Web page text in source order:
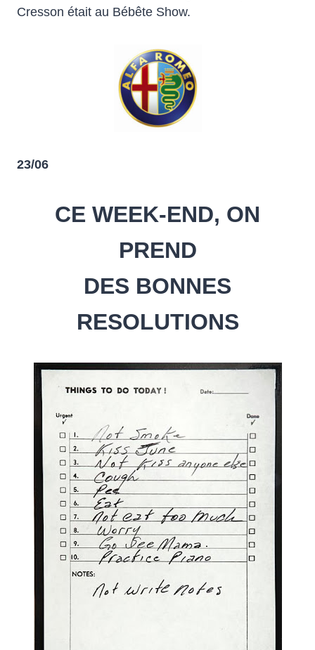
Cresson était au Bébête Show.
23/06
CE WEEK-END, ON
PREND
DES BONNES
RESOLUTIONS